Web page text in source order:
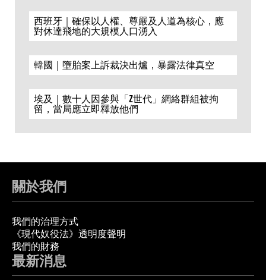
西班牙｜確保以人權、尊嚴及人道為核心，應
對休達飛地的大規模人口湧入
韓國｜墮胎案上訴裁決出爐，暴露法律真空
埃及｜數十人因參與「Z世代」網絡群組被拘
留，當局應立即釋放他們
關於我們
我們的治理方式
《現代奴役法》透明度聲明
我們的財務
最新消息